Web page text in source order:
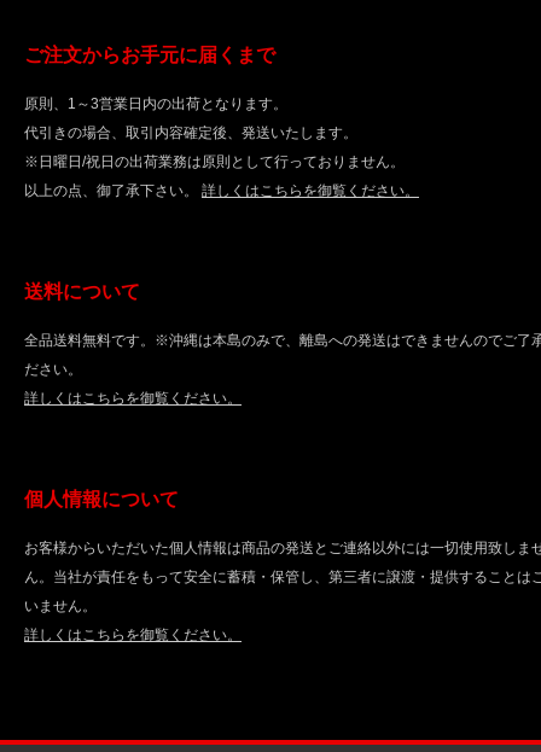
ご注文からお手元に届くまで
原則、1～3営業日内の出荷となります。
代引きの場合、取引内容確定後、発送いたします。
※日曜日/祝日の出荷業務は原則として行っておりません。
以上の点、御了承下さい。 詳しくはこちらを御覧ください。
送料について
全品送料無料です。※沖縄は本島のみで、離島への発送はできませんのでご了
ださい。
詳しくはこちらを御覧ください。
個人情報について
お客様からいただいた個人情報は商品の発送とご連絡以外には一切使用致しま
ん。当社が責任をもって安全に蓄積・保管し、第三者に譲渡・提供することは
いません。
詳しくはこちらを御覧ください。